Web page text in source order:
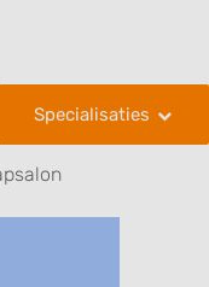
Specialisaties